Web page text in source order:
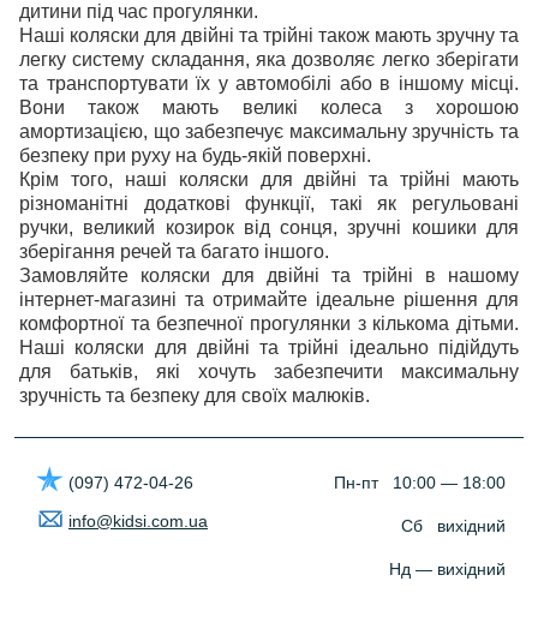
дитини під час прогулянки.
Наші коляски для двійні та трійні також мають зручну та
легку систему складання, яка дозволяє легко зберігати
та транспортувати їх у автомобілі або в іншому місці.
Вони також мають великі колеса з хорошою
амортизацією, що забезпечує максимальну зручність та
безпеку при руху на будь-якій поверхні.
Крім того, наші коляски для двійні та трійні мають
різноманітні додаткові функції, такі як регульовані
ручки, великий козирок від сонця, зручні кошики для
зберігання речей та багато іншого.
Замовляйте коляски для двійні та трійні в нашому
інтернет-магазині та отримайте ідеальне рішення для
комфортної та безпечної прогулянки з кількома дітьми.
Наші коляски для двійні та трійні ідеально підійдуть
для батьків, які хочуть забезпечити максимальну
зручність та безпеку для своїх малюків.
(097) 472-04-26
info@kidsi.com.ua
Пн-пт 10:00 — 18:00
Сб вихідний
Нд — вихідний